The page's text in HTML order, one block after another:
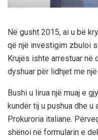
Në gusht 2015, ai u bë
që një investigim zbuloi
Krujës ishte arrestuar në
dyshuar për lidhjet me
Bushi u lirua një muaj e
kundër tij u pushua dhe
Prokuroria italiane.
shënoi në formularin e